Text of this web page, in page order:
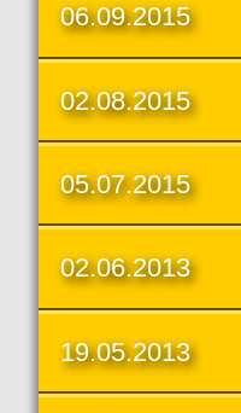
06.09.2015
02.08.2015
05.07.2015
02.06.2013
19.05.2013